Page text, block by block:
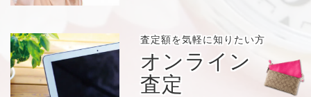
査定額を気軽に知りたい方
オンライン
査定